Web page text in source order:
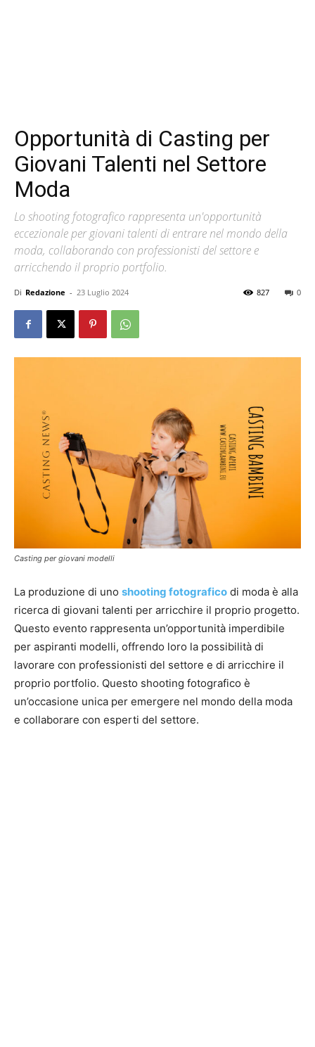
Opportunità di Casting per
Giovani Talenti nel Settore
Moda
Lo shooting fotografico rappresenta un'opportunità
eccezionale per giovani talenti di entrare nel mondo della
moda, collaborando con professionisti del settore e
arricchendo il proprio portfolio.
Di Redazione - 23 Luglio 2024 0
827
Casting per giovani modelli
La produzione di uno shooting fotografico di moda è alla
ricerca di giovani talenti per arricchire il proprio progetto.
Questo evento rappresenta un’opportunità imperdibile
per aspiranti modelli, offrendo loro la possibilità di
lavorare con professionisti del settore e di arricchire il
proprio portfolio. Questo shooting fotografico è
un’occasione unica per emergere nel mondo della moda
e collaborare con esperti del settore.